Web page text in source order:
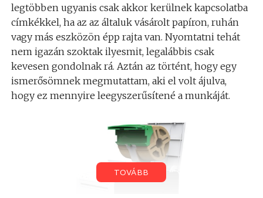
legtöbben ugyanis csak akkor kerülnek kapcsolatba
címkékkel, ha az az általuk vásárolt papíron, ruhán
vagy más eszközön épp rajta van. Nyomtatni tehát
nem igazán szoktak ilyesmit, legalábbis csak
kevesen gondolnak rá. Aztán az történt, hogy egy
ismerősömnek megmutattam, aki el volt ájulva,
hogy ez mennyire leegyszerűsítené a munkáját.
TOVÁBB